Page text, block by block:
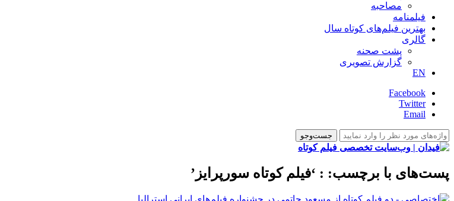
مصاحبه
فیلمنامه
بهترین فیلم‌های کوتاه سال
گالری
پشت صحنه
گزارش تصویری
EN
Facebook
Twitter
Email
پست‌های با برچسب: : ‘فیلم کوتاه سورپرایز’